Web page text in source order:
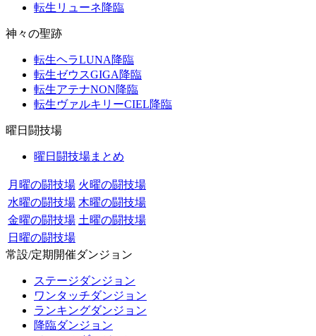
転生リューネ降臨
神々の聖跡
転生ヘラLUNA降臨
転生ゼウスGIGA降臨
転生アテナNON降臨
転生ヴァルキリーCIEL降臨
曜日闘技場
曜日闘技場まとめ
月曜の闘技場 火曜の闘技場
水曜の闘技場 木曜の闘技場
金曜の闘技場 土曜の闘技場
日曜の闘技場
常設/定期開催ダンジョン
ステージダンジョン
ワンタッチダンジョン
ランキングダンジョン
降臨ダンジョン